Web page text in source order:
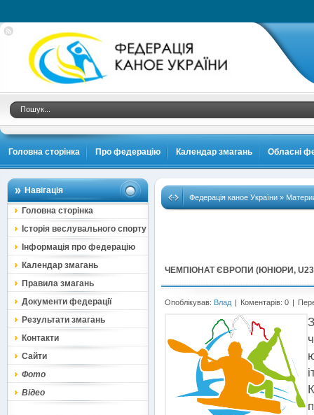
Головна сторінка Про федерацію Календар змагань Обласні
Навігація
Головна сторінка
Історія веслувального спорту
Інформація про федерацію
Календар змагань
Правила змагань
Документи федерації
Результати змагань
Контакти
Сайти
Фото
Відео
Федерація каное України »
ЧЕМПІОНАТ ЄВРОПИ (ЮНІОРИ,
Опоблікував: Влад | Коментарів: 0 |